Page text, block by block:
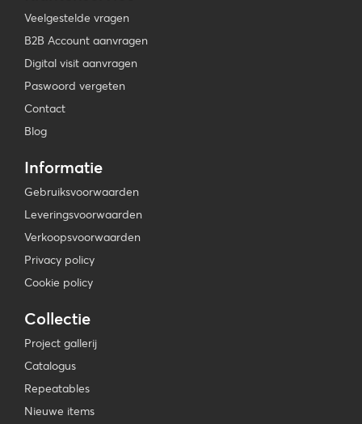
Veelgestelde vragen
B2B Account aanvragen
Digital visit aanvragen
Paswoord vergeten
Contact
Blog
Informatie
Gebruiksvoorwaarden
Leveringsvoorwaarden
Verkoopsvoorwaarden
Privacy policy
Cookie policy
Collectie
Project gallerij
Catalogus
Repeatables
Nieuwe items